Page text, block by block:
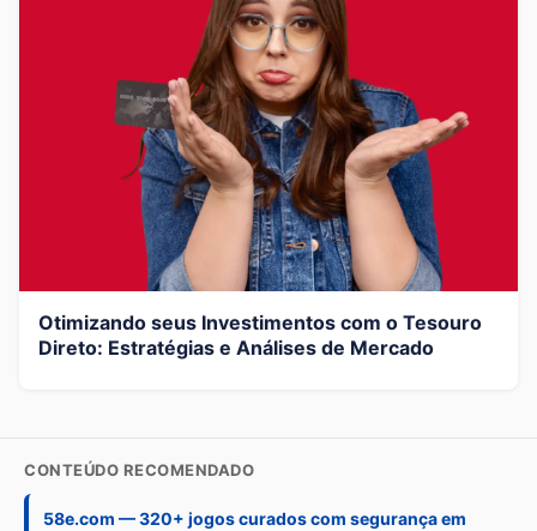
Otimizando seus Investimentos com o Tesouro
Direto: Estratégias e Análises de Mercado
CONTEÚDO RECOMENDADO
58e.com — 320+ jogos curados com segurança em